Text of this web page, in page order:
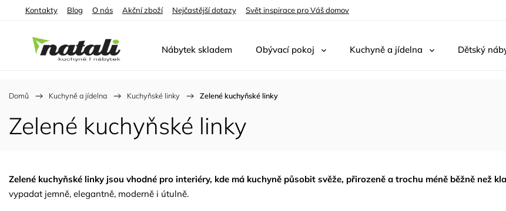
Kontakty Blog O nás Akční zboží Nejčastější dotazy Svět inspirace pro Váš domov
Nábytek skladem Obývací pokoj Kuchyně a jídelna Dětský
Domů / Kuchyně a jídelna / Kuchyňské linky / Zelené kuchyňské linky
Zelené kuchyňské linky
Zelené kuchyňské linky jsou vhodné pro interiéry, kde má kuchyně působit svěže, přirozeně a trochu méně běžně než
vypadat jemně, elegantně, moderně i útulně.